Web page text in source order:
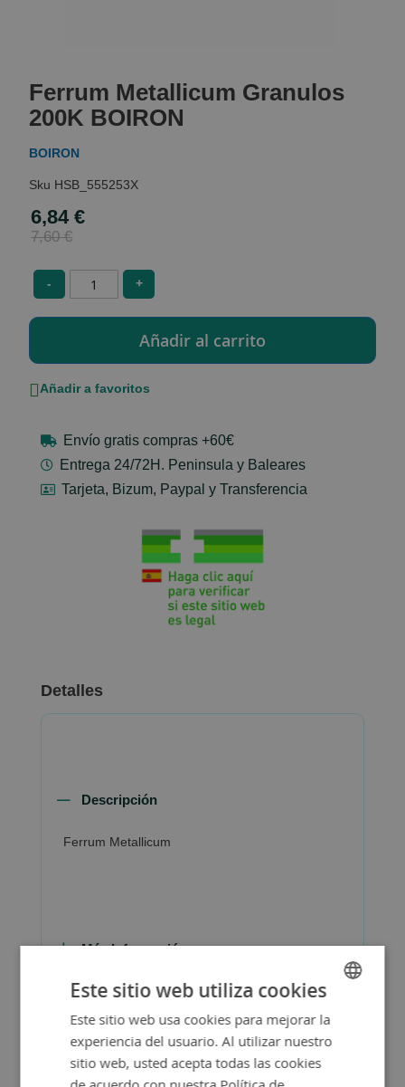
the
beginning
of
the
gallery
Ferrum Metallicum Granulos
200K BOIRON
BOIRON
HSB_555253X
Special
Price
6,84 €
7,60 €
- +
Añadir a favoritos
Envío gratis compras +60€
Entrega 24/72H. Peninsula y Baleares
Tarjeta, Bizum, Paypal y Transferencia
Detalles
Descripción
Ferrum Metallicum
Más Información
SPANISH
ENGLISH
Este sitio web utiliza cookies
Este sitio web usa cookies para mejorar la
experiencia del usuario. Al utilizar nuestro
sitio web, usted acepta todas las cookies